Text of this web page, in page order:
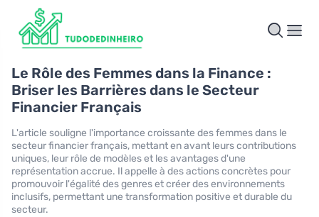
Le Rôle des Femmes dans la Finance :
Briser les Barrières dans le Secteur
Financier Français
L'article souligne l'importance croissante des femmes dans le
secteur financier français, mettant en avant leurs contributions
uniques, leur rôle de modèles et les avantages d'une
représentation accrue. Il appelle à des actions concrètes pour
promouvoir l'égalité des genres et créer des environnements
inclusifs, permettant une transformation positive et durable du
secteur.